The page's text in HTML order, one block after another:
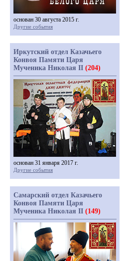
основан 30 августа 2015 г.
Другие события
Иркутский отдел Казачьего
Конвоя Памяти Царя
Мученика Николая II (204)
основан 31 января 2017 г.
Другие события
Самарский отдел Казачьего
Конвоя Памяти Царя
Мученика Николая II (149)